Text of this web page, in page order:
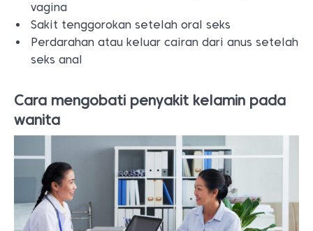
vagina
Sakit tenggorokan setelah oral seks
Perdarahan atau keluar cairan dari anus setelah
seks anal
Cara mengobati penyakit kelamin pada
wanita